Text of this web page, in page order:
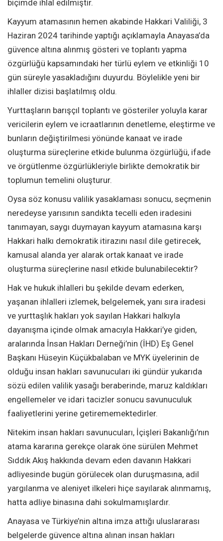
biçimde ihlal edilmiştir.
Kayyum atamasının hemen akabinde Hakkari Valiliği, 3
Haziran 2024 tarihinde yaptığı açıklamayla Anayasa’da
güvence altına alınmış gösteri ve toplantı yapma
özgürlüğü kapsamındaki her türlü eylem ve etkinliği 10
gün süreyle yasakladığını duyurdu. Böylelikle yeni bir
ihlaller dizisi başlatılmış oldu.
Yurttaşların barışçıl toplantı ve gösteriler yoluyla karar
vericilerin eylem ve icraatlarının denetleme, eleştirme ve
bunların değiştirilmesi yönünde kanaat ve irade
oluşturma süreçlerine etkide bulunma özgürlüğü, ifade
ve örgütlenme özgürlükleriyle birlikte demokratik bir
toplumun temelini oluşturur.
Oysa söz konusu valilik yasaklaması sonucu, seçmenin
neredeyse yarısının sandıkta tecelli eden iradesini
tanımayan, saygı duymayan kayyum atamasına karşı
Hakkari halkı demokratik itirazını nasıl dile getirecek,
kamusal alanda yer alarak ortak kanaat ve irade
oluşturma süreçlerine nasıl etkide bulunabilecektir?
Hak ve hukuk ihlalleri bu şekilde devam ederken,
yaşanan ihlalleri izlemek, belgelemek, yanı sıra iradesi
ve yurttaşlık hakları yok sayılan Hakkari halkıyla
dayanışma içinde olmak amacıyla Hakkari’ye giden,
aralarında İnsan Hakları Derneği’nin (İHD) Eş Genel
Başkanı Hüseyin Küçükbalaban ve MYK üyelerinin de
olduğu insan hakları savunucuları iki gündür yukarıda
sözü edilen valilik yasağı beraberinde, maruz kaldıkları
engellemeler ve idari tacizler sonucu savunuculuk
faaliyetlerini yerine getirememektedirler.
Nitekim insan hakları savunucuları, İçişleri Bakanlığı’nın
atama kararına gerekçe olarak öne sürülen Mehmet
Sıddık Akış hakkında devam eden davanın Hakkari
adliyesinde bugün görülecek olan duruşmasına, adil
yargılanma ve aleniyet ilkeleri hiçe sayılarak alınmamış,
hatta adliye binasına dahi sokulmamışlardır.
Anayasa ve Türkiye’nin altına imza attığı uluslararası
belgelerde güvence altına alınan insan hakları